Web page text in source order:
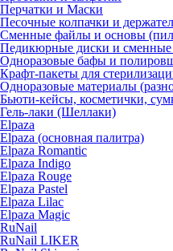
Перчатки и Маски
Песочные колпачки и
Cменные файлы и основы
Педикюрные диски и
Одноразовые бафы и
Крафт-пакеты для
Одноразовые материалы
Бьюти-кейсы, косметички,
Гель-лаки (Шеллаки)
Elpaza
Elpaza (основная палитра)
Elpaza Romantic
Elpaza Indigo
Elpaza Rouge
Elpaza Pastel
Elpaza Lilac
Elpaza Magic
RuNail
RuNail LIKER